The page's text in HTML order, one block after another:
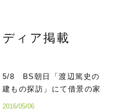
ィア掲載
5/8 BS朝日「渡辺篤史の
建もの探訪」にて借景の家
2016/05/06